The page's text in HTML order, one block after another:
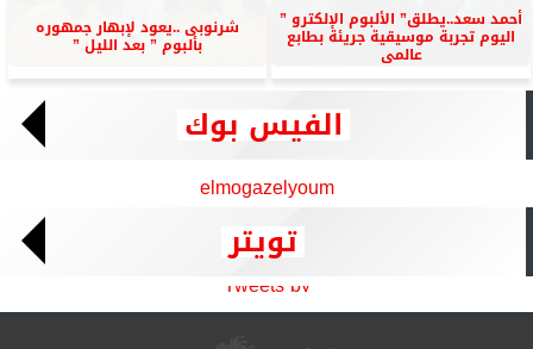
أحمد سعد..يطلق” الألبوم الإلكترو ”
اليوم تجربة موسيقية جريئة بطابع
عالمى
شرنوبى ..يعود لإبهار جمهوره
بألبوم ” بعد الليل ”
الفيس بوك
elmogazelyoum
تويتر
Tweets by